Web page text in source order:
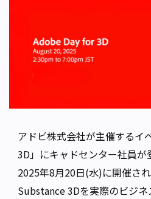
アドビ株式会社が主催するイ
3D」にキャドセンター社員が
2025年8月20日(水)に開催さ
Substance 3Dを実際のビジ